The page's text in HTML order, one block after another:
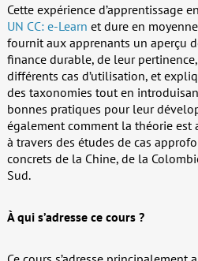
Cette expérience d’apprentissage
UN CC: e-Learn et dure en
fournit aux apprenants un aperçu
finance durable, de leur
différents cas d’utilisation, et
des taxonomies tout en
bonnes pratiques pour leur
également comment la théorie
à travers des études de cas
concrets de la Chine, de la
Sud.
À qui s’adresse ce cours ?